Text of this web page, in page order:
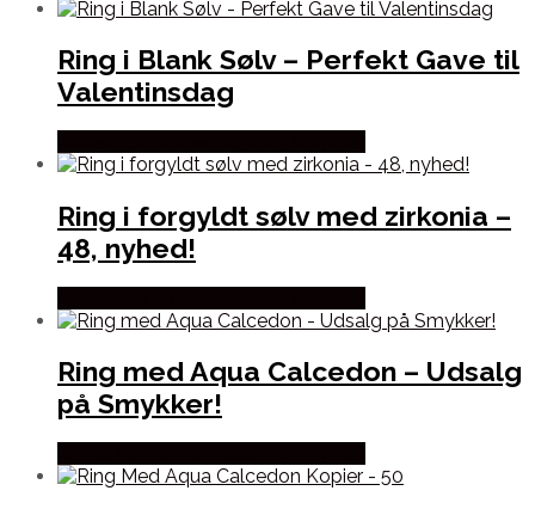
Ring i Blank Sølv – Perfekt Gave til
Valentinsdag
Ring i forgyldt sølv med zirkonia –
48, nyhed!
Ring med Aqua Calcedon – Udsalg
på Smykker!